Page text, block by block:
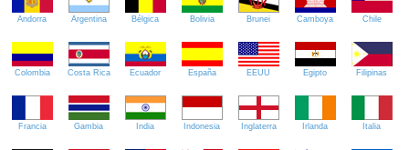
Andorra Argentina Bélgica Bolivia Brunei Camboya Chile
Colombia Costa Rica Ecuador España EEUU Egipto Filipinas
Francia Gambia India Indonesia Inglaterra Irlanda Italia